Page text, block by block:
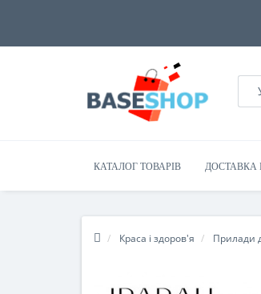
КАТАЛОГ ТОВАРІВ ДОСТАВКА
Краса і здоров'я Прилади